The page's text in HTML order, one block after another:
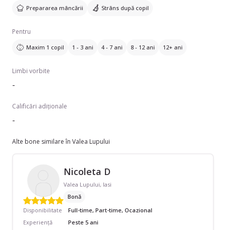
Prepararea mâncării Strâns după copil
Pentru
Maxim 1 copil 1 - 3 ani 4 - 7 ani 8 - 12 ani 12+ ani
Limbi vorbite
-
Calificări adiționale
-
Alte bone similare în Valea Lupului
Nicoleta D
Valea Lupului, Iasi
Bonă
Disponibilitate
Full-time, Part-time, Ocazional
Experiență
Peste 5 ani